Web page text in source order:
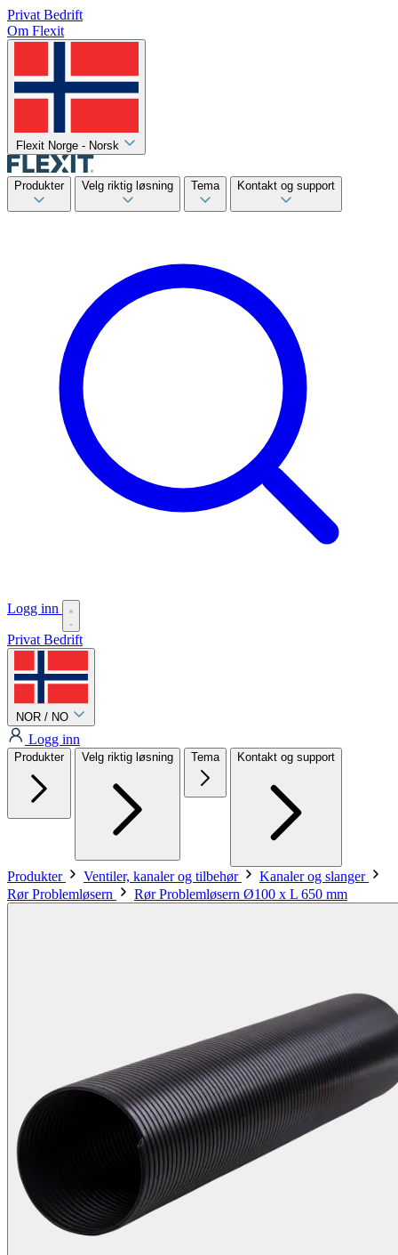
Privat Bedrift
Om Flexit
Flexit Norge - Norsk
Produkter Velg riktig løsning Tema Kontakt og support
Logg inn
Privat Bedrift
NOR / NO
Logg inn
Produkter Velg riktig løsning Tema Kontakt og support
Produkter Ventiler, kanaler og tilbehør
Kanaler og slanger
Rør Problemløsern
Rør Problemløsern Ø100 x L 650 mm